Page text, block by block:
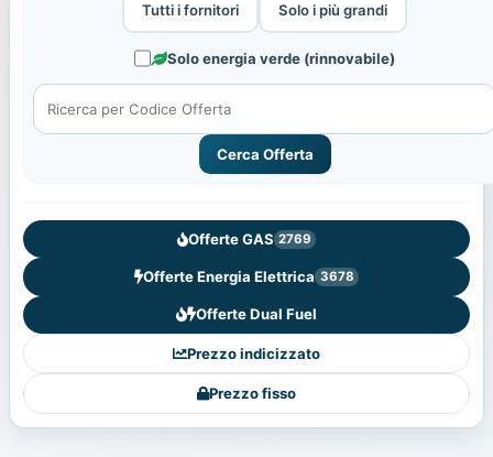
Tutti i fornitori Solo i più grandi
Solo energia verde (rinnovabile)
Cerca Offerta
Offerte GAS 2769
Offerte Energia Elettrica 3678
Offerte Dual Fuel
Prezzo indicizzato
Prezzo fisso